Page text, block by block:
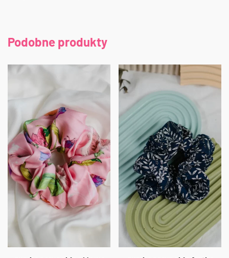
Podobne produkty